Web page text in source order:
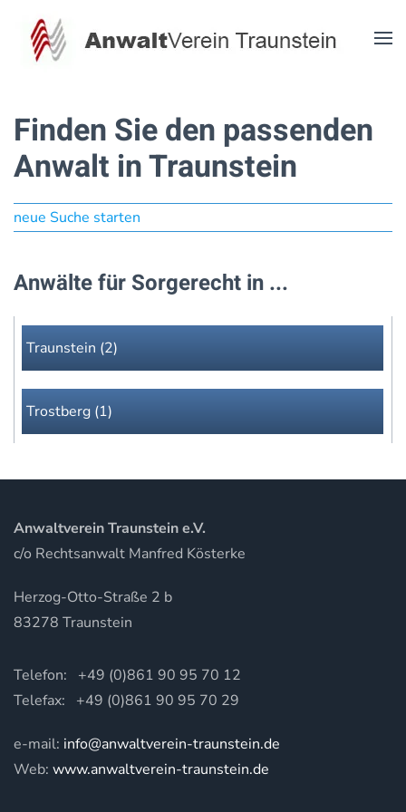
Zum Hauptinhalt springen
Finden Sie den passenden
Anwalt in Traunstein
neue Suche starten
Anwälte für Sorgerecht in ...
Traunstein (2)
Trostberg (1)
Anwaltverein Traunstein e.V.
c/o Rechtsanwalt Manfred Kösterke
Herzog-Otto-Straße 2 b
83278 Traunstein
Telefon: +49 (0)861 90 95 70 12
Telefax: +49 (0)861 90 95 70 29
e-mail: info@anwaltverein-traunstein.de
Web: www.anwaltverein-traunstein.de